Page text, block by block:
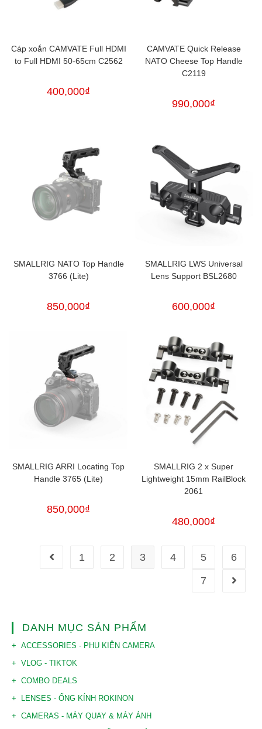
Cáp xoắn CAMVATE Full HDMI
to Full HDMI 50-65cm C2562
400,000₫
CAMVATE Quick Release
NATO Cheese Top Handle
C2119
990,000₫
SMALLRIG NATO Top Handle
3766 (Lite)
850,000₫
SMALLRIG LWS Universal
Lens Support BSL2680
600,000₫
SMALLRIG ARRI Locating Top
Handle 3765 (Lite)
850,000₫
SMALLRIG 2 x Super
Lightweight 15mm RailBlock
2061
480,000₫
1 2 3 4 5
6
7
DANH MỤC SẢN PHẨM
ACCESSORIES - PHỤ KIỆN CAMERA
VLOG - TIKTOK
COMBO DEALS
LENSES - ỐNG KÍNH ROKINON
CAMERAS - MÁY QUAY & MÁY ẢNH